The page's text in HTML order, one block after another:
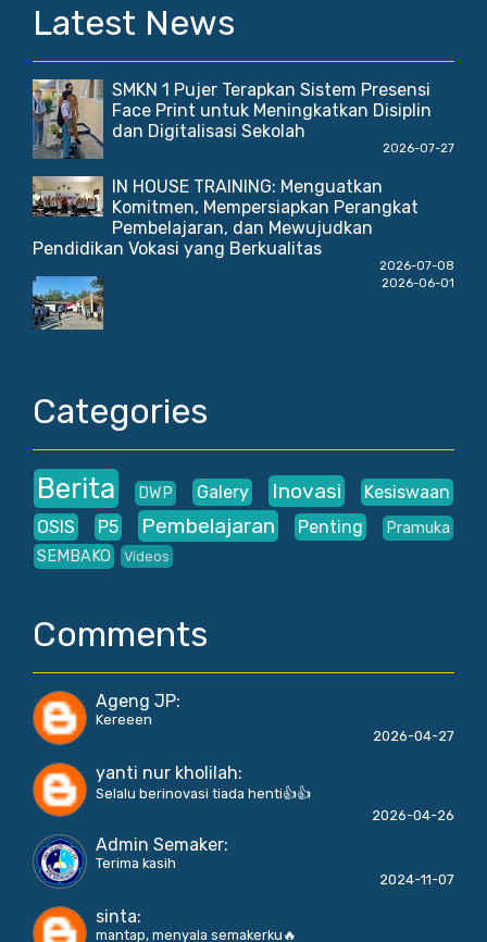
Latest News
SMKN 1 Pujer Terapkan Sistem Presensi
Face Print untuk Meningkatkan Disiplin
dan Digitalisasi Sekolah
2026-07-27
IN HOUSE TRAINING: Menguatkan
Komitmen, Mempersiapkan Perangkat
Pembelajaran, dan Mewujudkan
Pendidikan Vokasi yang Berkualitas
2026-07-08
2026-06-01
Categories
Berita DWP Galery Inovasi
Kesiswaan
OSIS
P5 Pembelajaran Penting
Pramuka
SEMBAKO
Videos
Comments
Ageng JP:
Kereeen
2026-04-27
yanti nur kholilah:
Selalu berinovasi tiada henti👍👍
2026-04-26
Admin Semaker:
Terima kasih
2024-11-07
sinta:
mantap, menyala semakerku🔥